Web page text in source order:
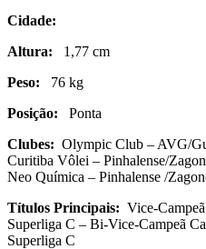
Cidade:
Altura: 1,77 cm
Peso: 76 kg
Posição: Ponta
Clubes: Olympic Club – AVG/
Curitiba Vôlei – Pinhalense/
Neo Química – Pinhalense /
Títulos Principais: Vice-
Superliga C – Bi-Vice-Campeã
Superliga C